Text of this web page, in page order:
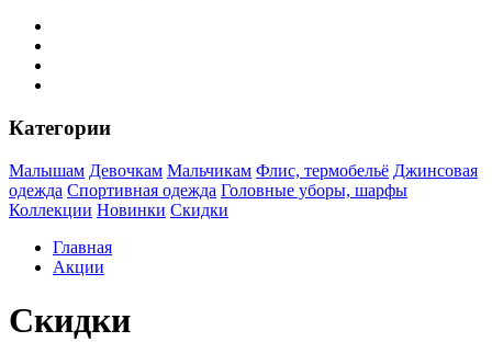
Категории
Малышам Девочкам Мальчикам Флис, термобельё Джинсовая
одежда Спортивная одежда Головные уборы, шарфы
Коллекции Новинки Скидки
Главная
Акции
Скидки